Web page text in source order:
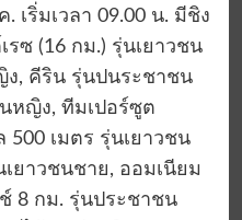
. เริ่มเวลา 09.00 น. มีชิง
ซ (16 กม.) รุ่นเยาวชน
, คีริน รุ่นปนระชาชน
หญิง, ทีมเปอร์ซูต
เมตร รุ่นเยาวชน
ยาวชนชาย, ออมเนียม
8 กม. รุ่นประชาชน